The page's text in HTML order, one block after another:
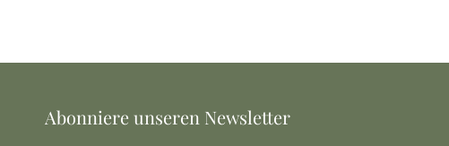
Abonniere unseren Newsletter